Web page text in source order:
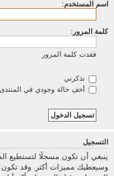
اسم المستخدم:
كلمة المرور:
فقدت كلمة المرور
تذكرني
أخفِ حالة وجودي في
التسجيل
ينبغي أن تكون مسجلًا لتستطيع
وسيعطيك مميزات أكثر. وقد